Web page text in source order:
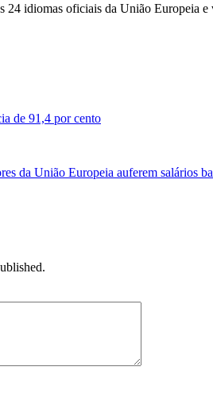
24 idiomas oficiais da União Europeia
de 91,4 por cento
da União Europeia auferem salários